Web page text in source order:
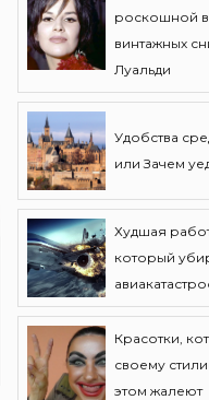
роскошной
винтажных
Луальди
Удобства
или Зачем
Худшая
который
Красотки,
своему
этом жалеют